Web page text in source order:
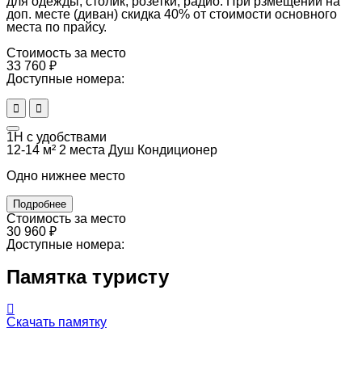
доп. месте (диван) скидка 40% от стоимости основного
места по прайсу.
Стоимость за место
33 760 ₽
Доступные номера:
1Н с удобствами
12-14 м² 2 места Душ Кондиционер
Одно нижнее место
Подробнее
Стоимость за место
30 960 ₽
Доступные номера:
Памятка туристу
Скачать памятку